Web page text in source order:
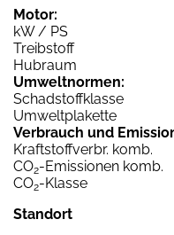
Motor:
kW / PS
Treibstoff
Hubraum
Umweltnormen:
Schadstoffklasse
Umweltplakette
Verbrauch und
Kraftstoffverbr. komb.
CO2-Emissionen komb.
CO2-Klasse
Standort